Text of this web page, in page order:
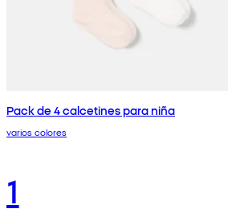
Pack de 4 calcetines para niña
varios colores
1